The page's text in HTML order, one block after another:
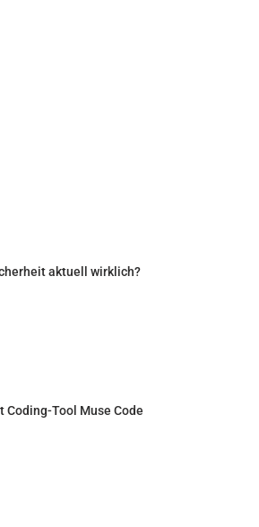
aktuell wirklich?
Tool Muse Code